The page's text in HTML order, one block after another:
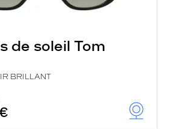
de soleil Tom
BRILLANT